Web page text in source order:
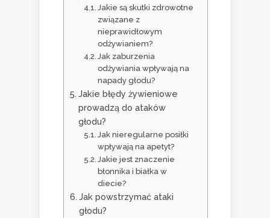
Jakie są skutki zdrowotne
związane z
nieprawidłowym
odżywianiem?
Jak zaburzenia
odżywiania wpływają na
napady głodu?
Jakie błędy żywieniowe
prowadzą do ataków
głodu?
Jak nieregularne posiłki
wpływają na apetyt?
Jakie jest znaczenie
błonnika i białka w
diecie?
Jak powstrzymać ataki
głodu?